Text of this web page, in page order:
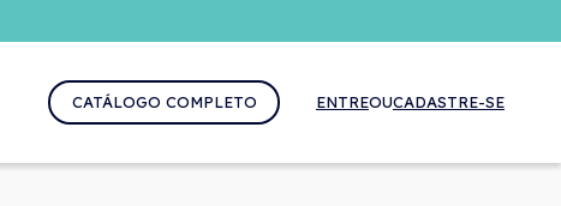
CATÁLOGO COMPLETO ENTREOUCADASTRE-SE